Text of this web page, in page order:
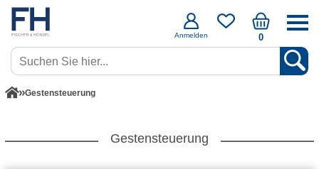
Anmelden 0
Gestensteuerung
Gestensteuerung